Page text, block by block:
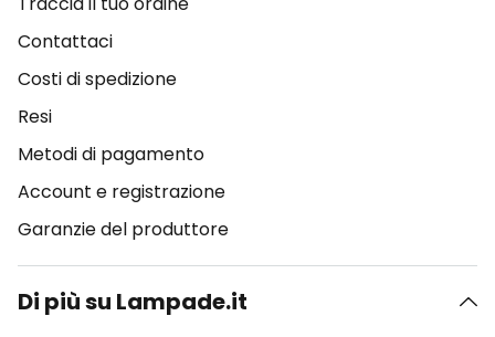
Contattaci
Costi di spedizione
Resi
Metodi di pagamento
Account e registrazione
Garanzie del produttore
Di più su Lampade.it